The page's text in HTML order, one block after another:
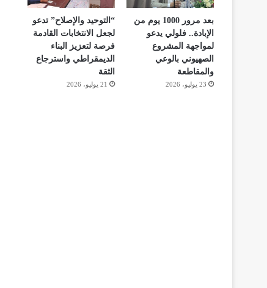
بعد مرور 1000 يوم من
الإبادة.. فلولي يدعو
لمواجهة المشروع
الصهيوني بالوعي
والمقاطعة
23 يوليو، 2026
“التوحيد والإصلاح” تدعو
لجعل الانتخابات القادمة
فرصة لتعزيز البناء
الديمقراطي واسترجاع
الثقة
21 يوليو، 2026